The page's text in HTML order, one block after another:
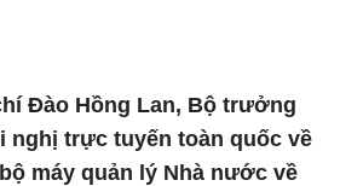
Đào Hồng Lan, Bộ trưởng
nghị trực tuyến toàn quốc về
máy quản lý Nhà nước về